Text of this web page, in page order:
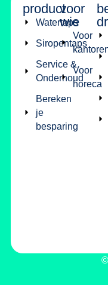
product
Watertaps
Siropentaps
Service &
Onderhoud
Bereken
je
besparing
voor
wie
Voor
Voor
horeca